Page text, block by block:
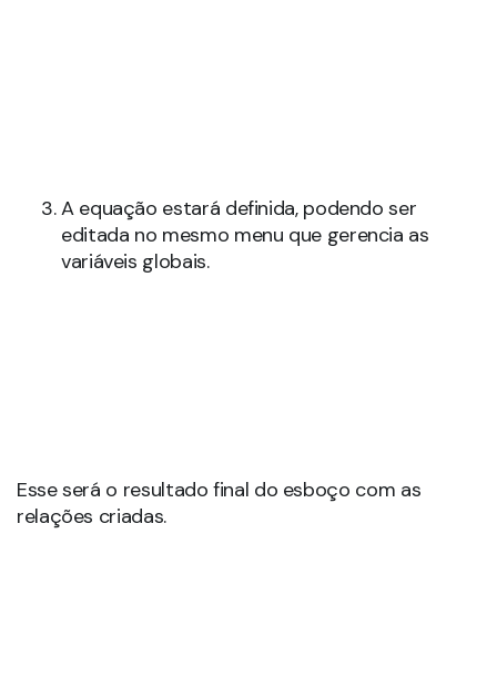
A equação estará definida, podendo ser
editada no mesmo menu que gerencia as
variáveis globais.
Esse será o resultado final do esboço com as
relações criadas.